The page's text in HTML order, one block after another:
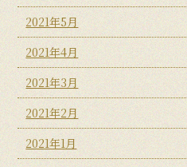
2021年5月
2021年4月
2021年3月
2021年2月
2021年1月